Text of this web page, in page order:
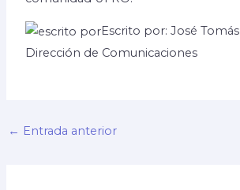
Escrito por: José
Dirección de Comunicaciones
← Entrada anterior